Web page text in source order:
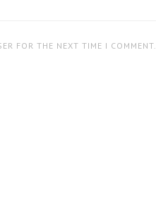
FOR THE NEXT TIME I COMMENT.